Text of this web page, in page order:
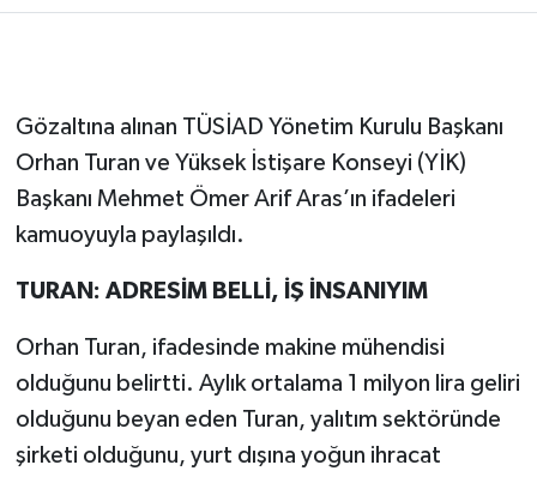
Gözaltına alınan TÜSİAD Yönetim Kurulu Başkanı
Orhan Turan ve Yüksek İstişare Konseyi (YİK)
Başkanı Mehmet Ömer Arif Aras’ın ifadeleri
kamuoyuyla paylaşıldı.
TURAN: ADRESİM BELLİ, İŞ İNSANIYIM
Orhan Turan, ifadesinde makine mühendisi
olduğunu belirtti. Aylık ortalama 1 milyon lira geliri
olduğunu beyan eden Turan, yalıtım sektöründe
şirketi olduğunu, yurt dışına yoğun ihracat